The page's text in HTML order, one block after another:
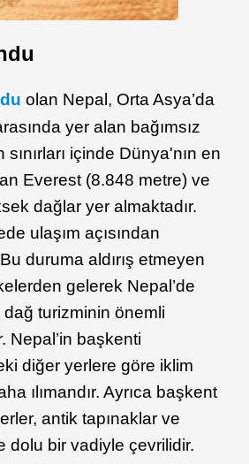
olan Nepal, Orta Asya’da
yer alan bağımsız
içinde Dünya'nın en
Everest (8.848 metre) ve
dağlar yer almaktadır.
ulaşım açısından
duruma aldırış etmeyen
gelerek Nepal’de
dağ turizminin önemli
Nepal’in başkenti
diğer yerlere göre iklim
ılımandır. Ayrıca başkent
antik tapınaklar ve
dolu bir vadiyle çevrilidir.